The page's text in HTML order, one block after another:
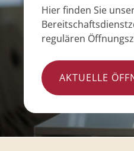
Hier finden Sie
regulären
AKTUELLE